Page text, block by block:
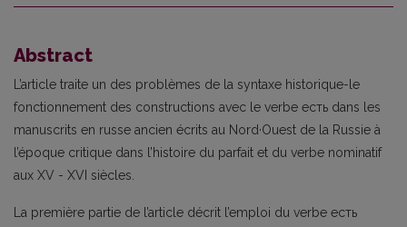
Abstract
L’article traite un des problèmes de la syntaxe historique-le
fonctionnement des constructions avec le verbe ecть dans les
manuscrits en russe ancien écrits au Nord·Ouest de la Russie à
l’époque critique dans l’histoire du parfait et du verbe nominatif
aux XV - XVI siècles.
La première partie de l’article décrit l’emploi du verbe ecть